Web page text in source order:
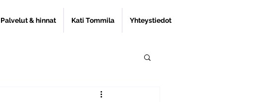
Palvelut & hinnat Kati Tommila Yhteystiedot